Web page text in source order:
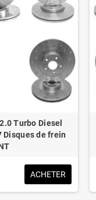
Turbo Diesel
Disques de frein
ACHETER